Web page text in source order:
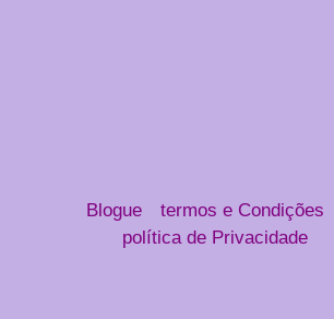
Blogue
termos e Condições
política de Privacidade